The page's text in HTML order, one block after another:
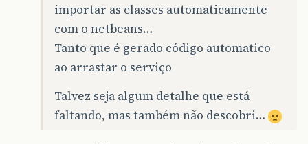
importar as classes automaticamente
com o netbeans…
Tanto que é gerado código automatico
ao arrastar o serviço
Talvez seja algum detalhe que está
faltando, mas também não descobri…